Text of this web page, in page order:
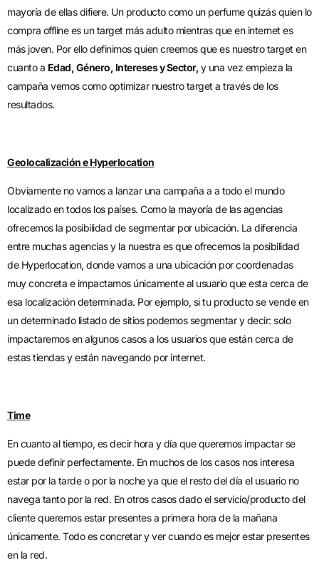
mayoría de ellas difiere. Un producto como un perfume quizás quien lo
compra offline es un target más adulto mientras que en internet es
más joven. Por ello definimos quien creemos que es nuestro target en
cuanto a Edad, Género, Intereses y Sector, y una vez empieza la
campaña vemos como optimizar nuestro target a través de los
resultados.
Geolocalización e Hyperlocation
Obviamente no vamos a lanzar una campaña a a todo el mundo
localizado en todos los países. Como la mayoría de las agencias
ofrecemos la posibilidad de segmentar por ubicación. La diferencia
entre muchas agencias y la nuestra es que ofrecemos la posibilidad
de Hyperlocation, donde vamos a una ubicación por coordenadas
muy concreta e impactamos únicamente al usuario que esta cerca de
esa localización determinada. Por ejemplo, si tu producto se vende en
un determinado listado de sitios podemos segmentar y decir: solo
impactaremos en algunos casos a los usuarios que están cerca de
estas tiendas y están navegando por internet.
Time
En cuanto al tiempo, es decir hora y día que queremos impactar se
puede definir perfectamente. En muchos de los casos nos interesa
estar por la tarde o por la noche ya que el resto del día el usuario no
navega tanto por la red. En otros casos dado el servicio/producto del
cliente queremos estar presentes a primera hora de la mañana
únicamente. Todo es concretar y ver cuando es mejor estar presentes
en la red.